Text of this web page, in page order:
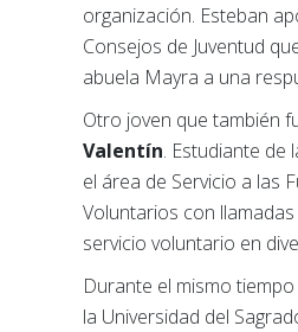
organización. Esteban
Consejos de Juventud
abuela Mayra a una
Otro joven que también
Valentín. Estudiante de
el área de Servicio a las
Voluntarios con
servicio voluntario en
Durante el mismo
la Universidad del